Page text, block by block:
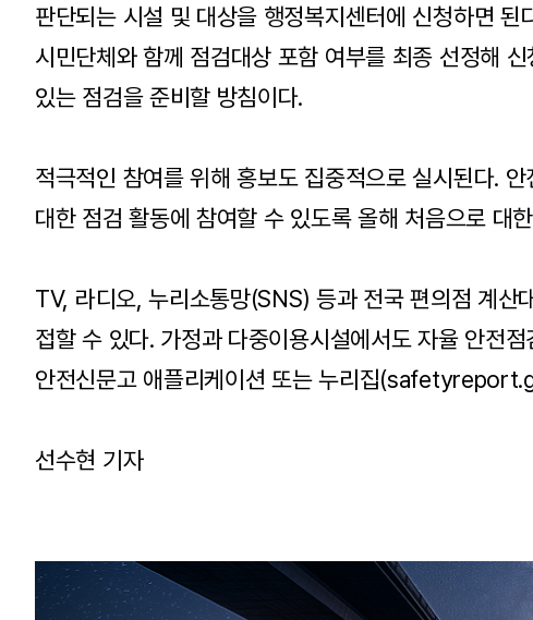
판단되는 시설 및 대상을 행정복지센터에 신청하면
시민단체와 함께 점검대상 포함 여부를 최종 선정해
있는 점검을 준비할 방침이다.
적극적인 참여를 위해 홍보도 집중적으로 실시된다.
대한 점검 활동에 참여할 수 있도록 올해 처음으로 대
TV, 라디오, 누리소통망(SNS) 등과 전국 편의점 계산
접할 수 있다. 가정과 다중이용시설에서도 자율 안전
안전신문고 애플리케이션 또는 누리집
선수현 기자